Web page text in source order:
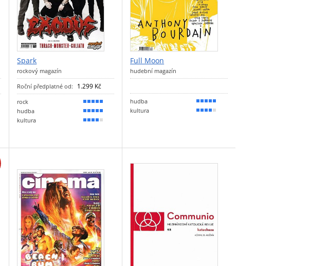
Spark
rockový magazín
Roční předplatné od: 1.299 Kč
rock
100 %
hudba
90 %
kultura
80 %
Full Moon
hudební magazín
hudba
90 %
kultura
80 %